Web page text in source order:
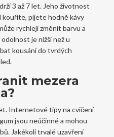
3 až 7 let. Jeho životnost
kouříte, pijete hodně kávy
rychleji změnit barvu a
je nižší než u
kousání do tvrdých
mezera
Internetové tipy na cvičení
jsou neúčinné a mohou
Jakékoli trvalé uzavření